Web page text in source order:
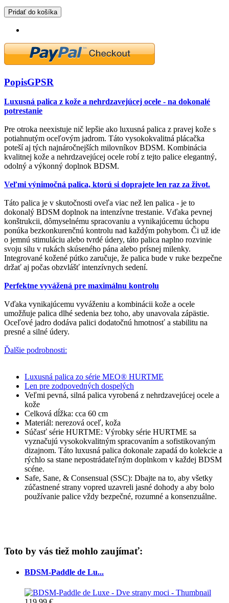
Pridať do košíka
PopisGPSR
Luxusná palica z kože a nehrdzavejúcej ocele - na dokonalé
potrestanie
Pre otroka neexistuje nič lepšie ako luxusná palica z pravej kože s
potiahnutým oceľovým jadrom. Táto vysokokvalitná plácačka
poteší aj tých najnáročnejších milovníkov BDSM. Kombinácia
kvalitnej kože a nehrdzavejúcej ocele robí z tejto palice elegantný,
odolný a výkonný doplnok BDSM.
Veľmi výnimočná palica, ktorú si doprajete len raz za život.
Táto palica je v skutočnosti oveľa viac než len palica - je to
dokonalý BDSM doplnok na intenzívne trestanie. Vďaka pevnej
konštrukcii, dômyselnému spracovaniu a vynikajúcemu úchopu
ponúka bezkonkurenčnú kontrolu nad každým pohybom. Či už ide
o jemnú stimuláciu alebo tvrdé údery, táto palica naplno rozvinie
svoju silu v rukách skúseného pána alebo prísnej milenky.
Integrované kožené pútko zaručuje, že palica bude v ruke bezpečne
držať aj počas obzvlášť intenzívnych sedení.
Perfektne vyvážená pre maximálnu kontrolu
Vďaka vynikajúcemu vyváženiu a kombinácii kože a ocele
umožňuje palica dlhé sedenia bez toho, aby unavovala zápästie.
Oceľové jadro dodáva palici dodatočnú hmotnosť a stabilitu na
presné a silné údery.
Ďalšie podrobnosti:
Luxusná palica zo série MEO® HURTME
Len pre zodpovedných dospelých
Veľmi pevná, silná palica vyrobená z nehrdzavejúcej ocele a
kože
Celková dĺžka: cca 60 cm
Materiál: nerezová oceľ, koža
Súčasť série HURTME: Výrobky série HURTME sa
vyznačujú vysokokvalitným spracovaním a sofistikovaným
dizajnom. Táto luxusná palica dokonale zapadá do kolekcie a
rýchlo sa stane nepostrádateľným doplnkom v každej BDSM
scéne.
Safe, Sane, & Consensual (SSC): Dbajte na to, aby všetky
zúčastnené strany vopred uzavreli jasné dohody a aby bolo
používanie palice vždy bezpečné, rozumné a konsenzuálne.
Toto by vás tiež mohlo zaujímať:
BDSM-Paddle de Lu...